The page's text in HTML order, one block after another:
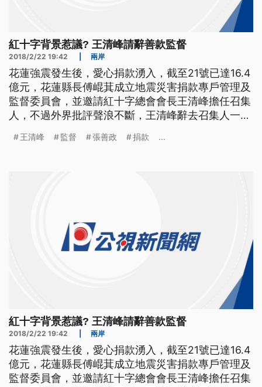
紅十字背景惹議? 王清峰請辭善款監督
2018/2/22 19:42 兩岸
花蓮強震發生後，愛心捐款湧入，截至21號已達16.4
億元，花蓮縣長傅崐萁成立地震災害捐款專戶管理及
監督委員會，並邀請紅十字總會會長王清峰擔任召集
人，不過外界批評聲浪不斷，王清峰辭去召集人一
款專戶管理及監督委員會，原先由紅十字總會長王清
王清峰 監督 張善政 捐款 ...
紅十字背景惹議? 王清峰請辭善款監督
2018/2/22 19:42 兩岸
花蓮強震發生後，愛心捐款湧入，截至21號已達16.4
億元，花蓮縣長傅崐萁成立地震災害捐款專戶管理及
監督委員會，並邀請紅十字總會會長王清峰擔任召集